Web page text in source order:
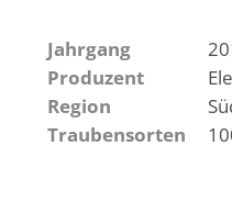
Jahrgang
Produzent
Region
Traubensorten